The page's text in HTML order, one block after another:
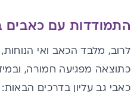
התמודדות עם כאבים
לרוב, מלבד הכאב ואי
כתוצאה מפגיעה חמורה,
כאבי גב עליון בדרכים הבאות: